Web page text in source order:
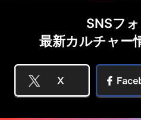
SNSフ
最新カルチャー